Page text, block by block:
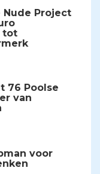
Nude Project
tot
76 Poolse
van
voor